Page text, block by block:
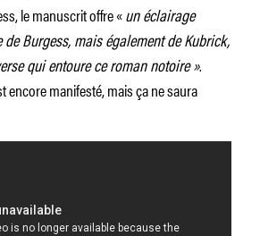
le manuscrit offre «un éclairage
Burgess, mais également de Kubrick,
qui entoure ce roman notoire ».
encore manifesté, mais ça ne saura